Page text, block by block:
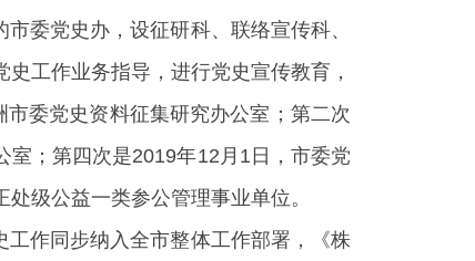
委党史办，设征研科、联络宣传科、
工作业务指导，进行党史宣传教育，
委党史资料征集研究办公室；第二次
；第四次是2019年12月1日，市委党
级公益一类参公管理事业单位。
作同步纳入全市整体工作部署，《株